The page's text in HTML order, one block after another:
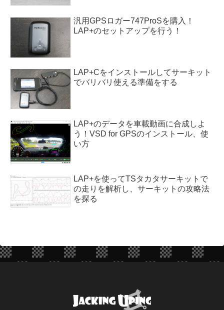
汎用GPSロガー747ProSを購入！
LAP+のセットアップを行う！
LAP+Cをインストールしてサーキット
でバリバリ使える準備をする
LAP+のデータを車載動画に合成しよ
う！VSD for GPSのインストール、使
い方
LAP+を使ってTSタカタサーキットで
の走りを解析し、サーキットの攻略法
を探る